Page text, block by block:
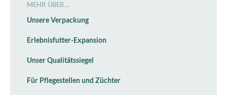
MEHR ÜBER...
Unsere Verpackung
Erlebnisfutter-Expansion
Unser Qualitätssiegel
Für Pflegestellen und Züchter